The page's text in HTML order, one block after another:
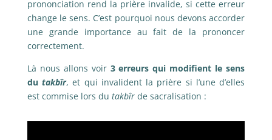
prononciation rend la prière invalide, si cette erreur
change le sens. C’est pourquoi nous devons accorder
une grande importance au fait de la prononcer
correctement.
Là nous allons voir 3 erreurs qui modifient le sens
dutakbîr, et qui invalident la prière si l’une d’elles
est commise lors du takbîrde sacralisation :